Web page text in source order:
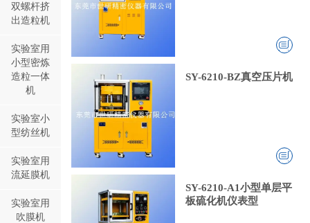
双螺杆挤
出造粒机
实验室用
小型密炼
造粒一体
机
实验室小
型纺丝机
实验室用
流延膜机
实验室用
吹膜机
SY-6210-BZ真空压片机
SY-6210-A1小型单层平
板硫化机仪表型